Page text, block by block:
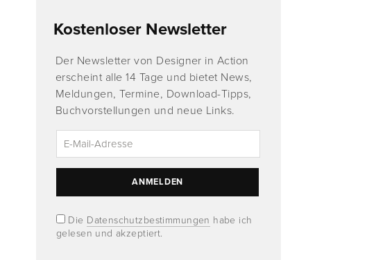
Kostenloser Newsletter
Der Newsletter von Designer in Action
erscheint alle 14 Tage und bietet News,
Meldungen, Termine, Download-Tipps,
Buchvorstellungen und neue Links.
Die Datenschutzbestimmungen habe ich
gelesen und akzeptiert.